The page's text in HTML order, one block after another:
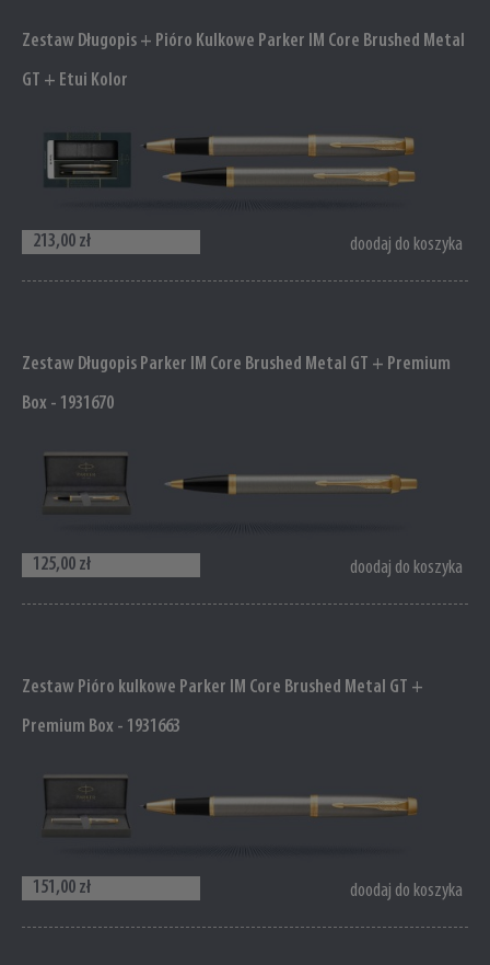
Zestaw Długopis + Pióro Kulkowe Parker IM Core Brushed Metal
GT + Etui Kolor
213,00 zł doodaj do koszyka
Zestaw Długopis Parker IM Core Brushed Metal GT + Premium
Box - 1931670
125,00 zł doodaj do koszyka
Zestaw Pióro kulkowe Parker IM Core Brushed Metal GT +
Premium Box - 1931663
151,00 zł doodaj do koszyka